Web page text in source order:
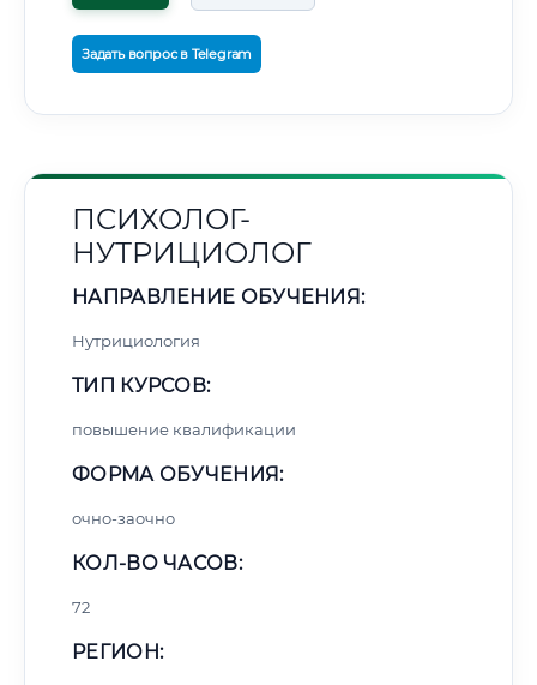
Задать вопрос в Telegram
ПСИХОЛОГ-
НУТРИЦИОЛОГ
НАПРАВЛЕНИЕ ОБУЧЕНИЯ:
Нутрициология
ТИП КУРСОВ:
повышение квалификации
ФОРМА ОБУЧЕНИЯ:
очно-заочно
КОЛ-ВО ЧАСОВ:
72
РЕГИОН: